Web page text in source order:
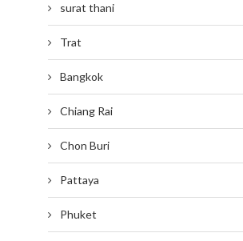
surat thani
Trat
Bangkok
Chiang Rai
Chon Buri
Pattaya
Phuket